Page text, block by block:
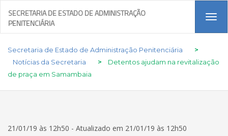
SECRETARIA DE ESTADO DE ADMINISTRAÇÃO
PENITENCIÁRIA
Secretaria de Estado de Administração Penitenciária
>
Notícias da Secretaria
>
Detentos ajudam na revitalização
de praça em Samambaia
21/01/19 às 12h50 - Atualizado em 21/01/19 às 12h50